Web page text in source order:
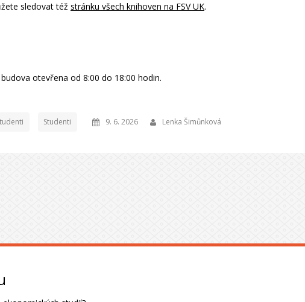
sledovat též stránku všech knihoven na FSV UK.
otevřena od 8:00 do 18:00 hodin.
Studenti 9. 6. 2026 Lenka Šimůnková